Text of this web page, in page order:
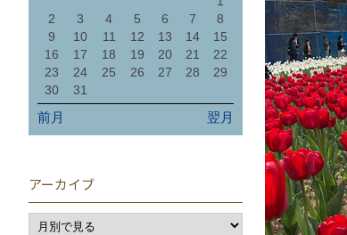
2
3 4 5 6 7
8
9
10 11 12 13 14
15
16
17 18 19 20 21
22
23
24 25 26 27 28
29
30
31
前月 翌月
アーカイブ